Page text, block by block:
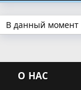
В данный момент
О НАС